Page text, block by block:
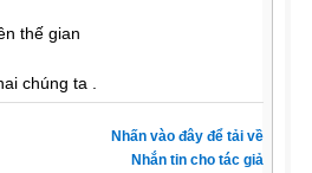
thế gian
chúng ta .
Nhấn vào đây để tải về
Nhắn tin cho tác giả